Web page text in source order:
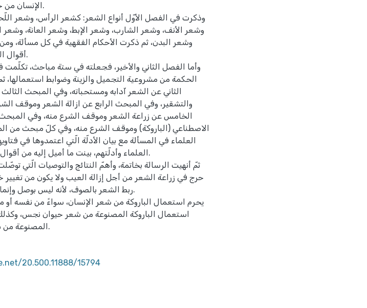
الإنسان من
وذكرت في الفصل الأوّل أنواع الشعر: كشعر الرأس، وشعر
وشعر الأنف، وشعر الشارب، وشعر الإبط، وشعر العانة، وشعر
وشعر البدن، ثم ذكرت الأحكام الفقهية في كل مسألة،
أقوال
وأما الفصل الثاني والأخير، فجعلته في ستة مباحث،
الحكمة من مشروعية التجميل والزينة وضوابط
الثاني عن الشعر آدابه ومستحباته، وفي المبحث
والتشقير، وفي المبحث الرابع عن ازالة الشعر وموقف
الخامس عن زراعة الشعر وموقف الشرع منه، وفي
الاصطناعي (الباروكة) وموقف الشرع منه، وفي كلّ مبحث من
العلماء في المسألة مع بيان الأدلّة الّتي اعتمدوها في
العلماء وأدلّتهم، بينت ما أميل إليه من
ثمّ أنهيت الرسالة بخاتمة، وأهمّ النتائج والتوصيات الّتي توصّلت
حرج في زراعة الشعر من أجل إزالة العيب ولا يكون من تغيير
ربط الشعر بالصوف، لأنه ليس بوصل
يحرم استعمال الباروكة من شعر الإنسان، سواءً من نفسه أو
استعمال الباروكة المصنوعة من شعر حيوان نجس،
المصنوعة من شعر الحيوان الطاهر.
20.500.11888/15794